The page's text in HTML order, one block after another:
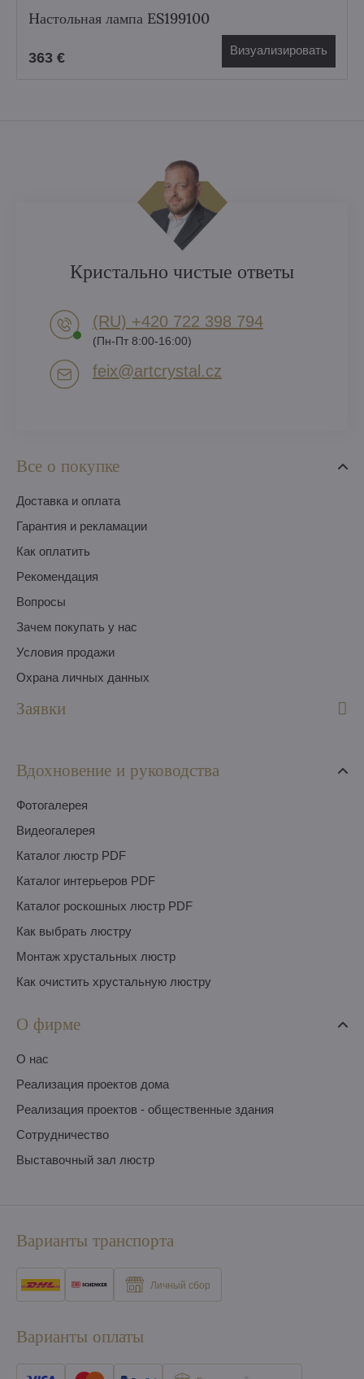
Hастольная лампа ES199100
363 € Визуализировать
Все о покупке
Доставка и оплата
Гарантия и рекламации
Как оплатить
Pекомендация
Вопросы
Зачем покупать у нас
Условия продажи
Охрана личных данных
Заявки
Вдохновение и руководства
Фотогалерея
Видеогалерея
Каталог люстр PDF
Каталог интерьеров PDF
Каталог роскошных люстр PDF
Как выбрать люстру
Монтаж хрустальных люстр
Как очистить хрустальную люстру
О фирме
O нас
Pеализация проектов дома
Pеализация проектов - общественные здания
Сотрудничество
Выставочный зал люстр
Кристально чистые ответы
(RU) +420 722 398 794​
(Пн-Пт 8:00-16:00)
feix​@artcrystal​.cz
Варианты транспорта
Личный сбор
Варианты оплаты